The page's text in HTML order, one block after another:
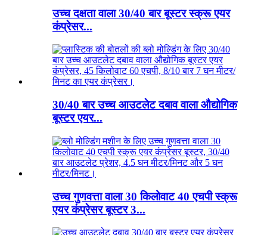
उच्च दक्षता वाला 30/40 बार बूस्टर स्क्रू एयर
कंप्रेसर...
30/40 बार उच्च आउटलेट दबाव वाला औद्योगिक
बूस्टर एयर...
उच्च गुणवत्ता वाला 30 किलोवाट 40 एचपी स्क्रू
एयर कंप्रेसर बूस्टर 3...